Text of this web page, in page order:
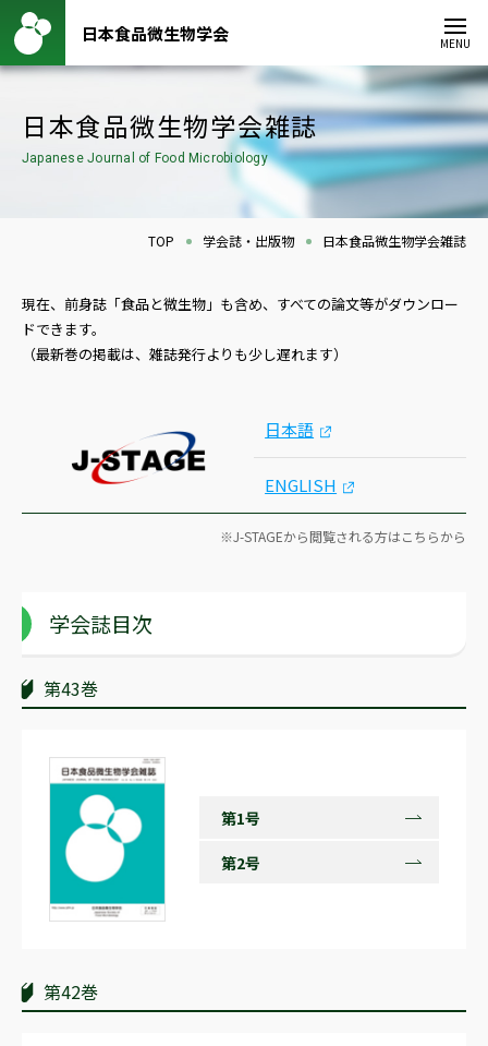
日本食品微生物学会 MENU
日本食品微生物学会雑誌
Japanese Journal of Food Microbiology
TOP 学会誌・出版物 日本食品微生物学会雑誌
現在、前身誌「食品と微生物」も含め、すべての論文等がダウンロー
ドできます。
（最新巻の掲載は、雑誌発行よりも少し遅れます）
日本語
ENGLISH
J-STAGEから閲覧される方はこちらから
学会誌目次
第43巻
第1号
第2号
第42巻